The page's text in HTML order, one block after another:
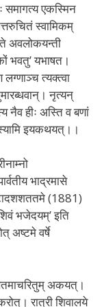
समागत्य एकस्मिन
स्वामिकम्
अवलोकयन्ती
भवतु’ यभाषत।
लग्णाञ्च त्यक्त्वा
नृत्यन्
नैव हीः अस्ति व बणां
इयकथयत्।।
भाद्रमासे
(1881)
भजेदयम्’ इति
अष्टमे वर्षे
अकयत्।
रात्री शिवालये